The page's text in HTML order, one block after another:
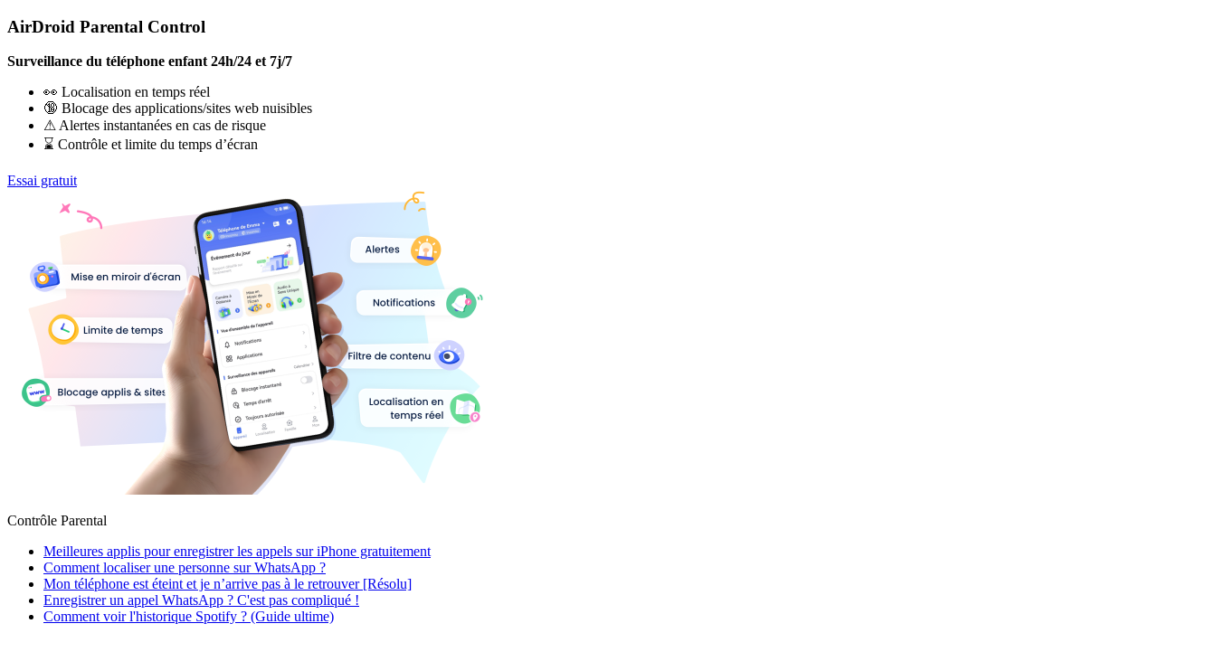
AirDroid Parental Control
Surveillance du téléphone enfant 24h/24 et 7j/7
👀 Localisation en temps réel
🔞 Blocage des applications/sites web nuisibles
⚠ Alertes instantanées en cas de risque
⌛ Contrôle et limite du temps d’écran
Essai gratuit
Contrôle Parental
Meilleures applis pour enregistrer les appels sur iPhone gratuitement
Comment localiser une personne sur WhatsApp ?
Mon téléphone est éteint et je n’arrive pas à le retrouver [Résolu]
Enregistrer un appel WhatsApp ? C'est pas compliqué !
Comment voir l'historique Spotify ? (Guide ultime)